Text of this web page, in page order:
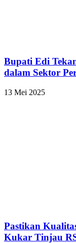
Bupati Edi
dalam Sektor
13 Mei 2025
Pastikan
Kukar Tinjau